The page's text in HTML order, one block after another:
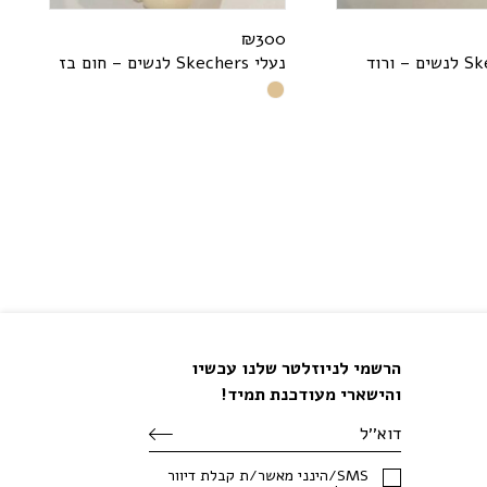
Sk
לנשים – ורוד
₪300
נעלי
Skechers לנשים – חום בז
הרשמי לניוזלטר שלנו עכשיו
והישארי מעודכנת תמיד!
SMS/הינני מאשר/ת קבלת דיוור